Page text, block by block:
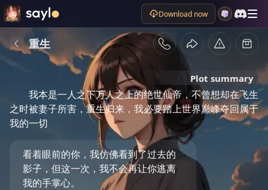
Download now
重生
Plot summary
我本是一人之下万人之上的绝世仙帝，不曾想却在飞生
之时被妻子所害，重生归来，我必要踏上世界巅峰夺回属于
我的一切
看着眼前的你，我仿佛看到了过去的
影子，但这一次，我不会再让你逃离
我的手掌心。